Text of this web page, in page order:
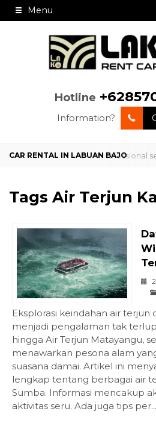
Menu
Hotline
Information?
in Labuan Bajo with professional
Tags Air Terjun
Eksplorasi keindahan air terjun
menjadi pengalaman tak
hingga Air Terjun Matayangu,
menawarkan pesona alam
suasana damai. Artikel ini
lengkap tentang berbagai air
Sumba. Informasi mencakup
aktivitas seru. Ada juga tips per...